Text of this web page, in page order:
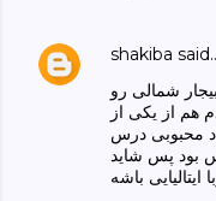
shakiba
شمالی رو
هم از یکی از
محبوبی درس
بود پس شاید